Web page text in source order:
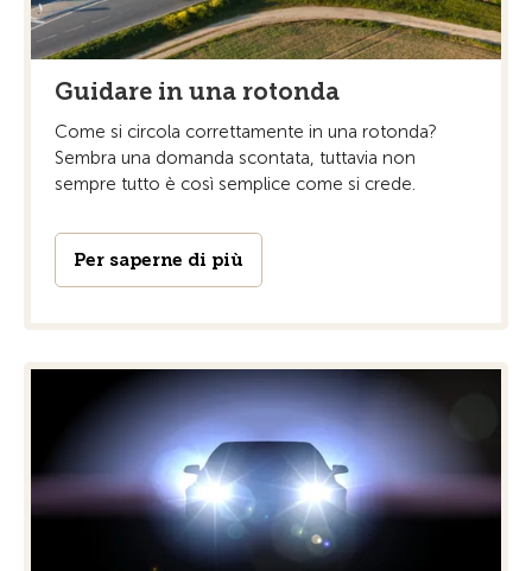
Guidare in una rotonda
Come si circola correttamente in una rotonda?
Sembra una domanda scontata, tuttavia non
sempre tutto è così semplice come si crede.
Per saperne di più